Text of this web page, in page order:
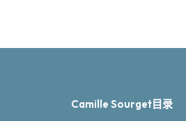
Camille Sourget目录